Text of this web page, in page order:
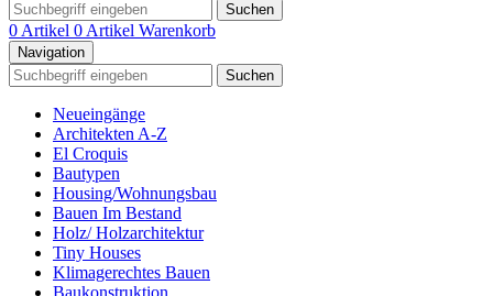
Suchen
0 Artikel 0 Artikel Warenkorb
Navigation
Suchen
Neueingänge
Architekten A-Z
El Croquis
Bautypen
Housing/Wohnungsbau
Bauen Im Bestand
Holz/ Holzarchitektur
Tiny Houses
Klimagerechtes Bauen
Baukonstruktion